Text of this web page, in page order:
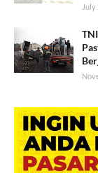
July